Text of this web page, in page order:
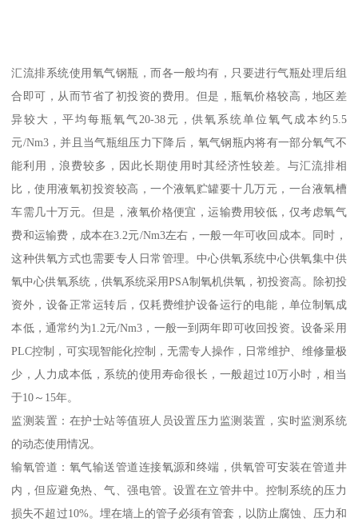
汇流排系统使用氧气钢瓶，而各一般均有，只要进行气瓶处理后组
合即可，从而节省了初投资的费用。但是，瓶氧价格较高，地区差
异较大，平均每瓶氧气20-38元，供氧系统单位氧气成本约5.5
元/Nm3，并且当气瓶组压力下降后，氧气钢瓶内将有一部分氧气不
能利用，浪费较多，因此长期使用时其经济性较差。与汇流排相
比，使用液氧初投资较高，一个液氧贮罐要十几万元，一台液氧槽
车需几十万元。但是，液氧价格便宜，运输费用较低，仅考虑氧气
费和运输费，成本在3.2元/Nm3左右，一般一年可收回成本。同时，
这种供氧方式也需要专人日常管理。中心供氧系统中心供氧集中供
氧中心供氧系统，供氧系统采用PSA制氧机供氧，初投资高。除初投
资外，设备正常运转后，仅耗费维护设备运行的电能，单位制氧成
本低，通常约为1.2元/Nm3，一般一到两年即可收回投资。设备采用
PLC控制，可实现智能化控制，无需专人操作，日常维护、维修量极
少，人力成本低，系统的使用寿命很长，一般超过10万小时，相当
于10～15年。
监测装置：在护士站等值班人员设置压力监测装置，实时监测系统
的动态使用情况。
输氧管道：氧气输送管道连接氧源和终端，供氧管可安装在管道井
内，但应避免热、气、强电管。设置在立管井中。控制系统的压力
损失不超过10%。埋在墙上的管子必须有管套，以防止腐蚀、压力和